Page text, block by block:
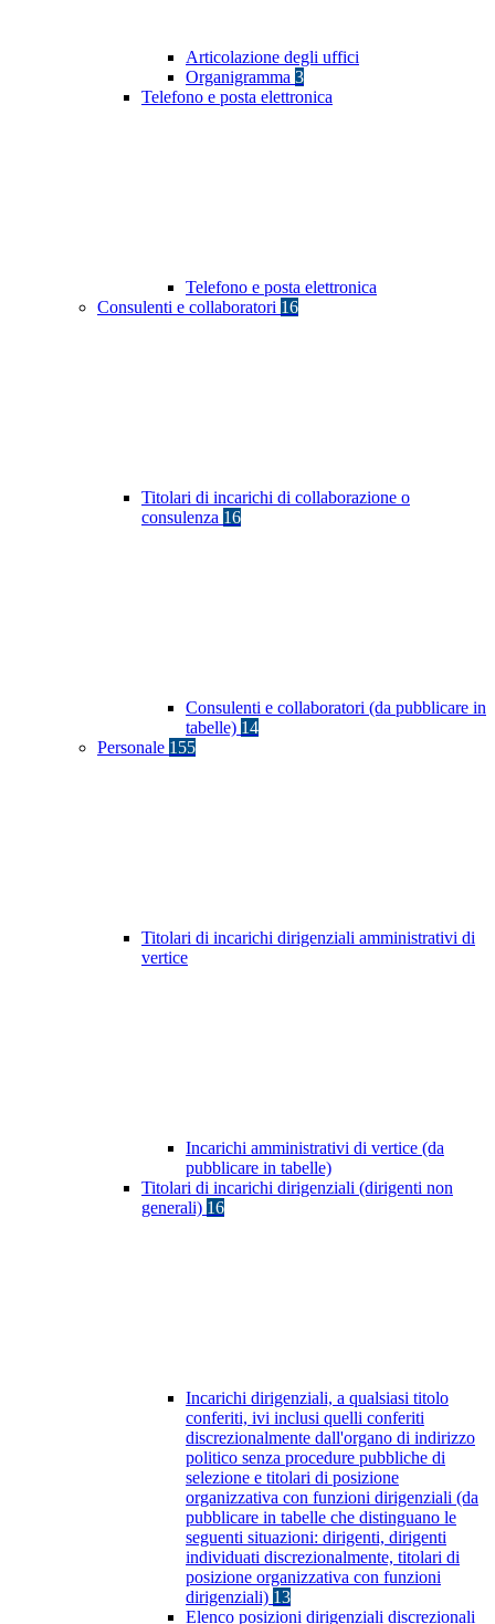
Articolazione degli uffici
Organigramma 3
Telefono e posta elettronica
Telefono e posta elettronica
Consulenti e collaboratori 16
Titolari di incarichi di collaborazione o
consulenza 16
Consulenti e collaboratori (da pubblicare in
tabelle) 14
Personale 155
Titolari di incarichi dirigenziali amministrativi di
vertice
Incarichi amministrativi di vertice (da
pubblicare in tabelle)
Titolari di incarichi dirigenziali (dirigenti non
generali) 16
Incarichi dirigenziali, a qualsiasi titolo
conferiti, ivi inclusi quelli conferiti
discrezionalmente dall'organo di indirizzo
politico senza procedure pubbliche di
selezione e titolari di posizione
organizzativa con funzioni dirigenziali (da
pubblicare in tabelle che distinguano le
seguenti situazioni: dirigenti, dirigenti
individuati discrezionalmente, titolari di
posizione organizzativa con funzioni
dirigenziali) 13
Elenco posizioni dirigenziali discrezionali